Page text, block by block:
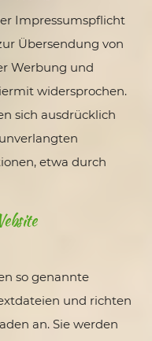
Impressumspflicht
Übersendung von
Werbung und
widersprochen.
sich ausdrücklich
etwa durch
so genannte
und richten
an. Sie werden